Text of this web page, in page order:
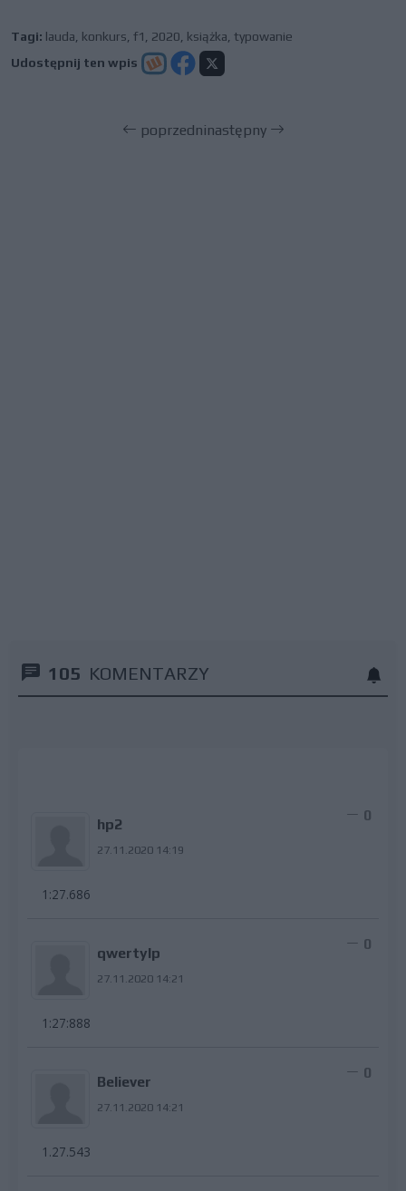
Tagi: lauda konkurs f1 2020 książka typowanie
Udostępnij ten wpis
poprzedninastępny
105 KOMENTARZY
hp2
27.11.2020 14:19
0
1:27.686
qwertylp
27.11.2020 14:21
0
1:27:888
Believer
27.11.2020 14:21
0
1.27.543